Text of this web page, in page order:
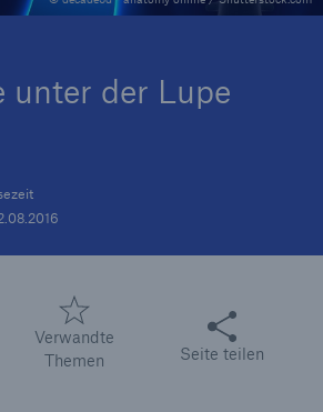
unter der Lupe
Verwandte
Themen
Diese Seite
Seite teilen